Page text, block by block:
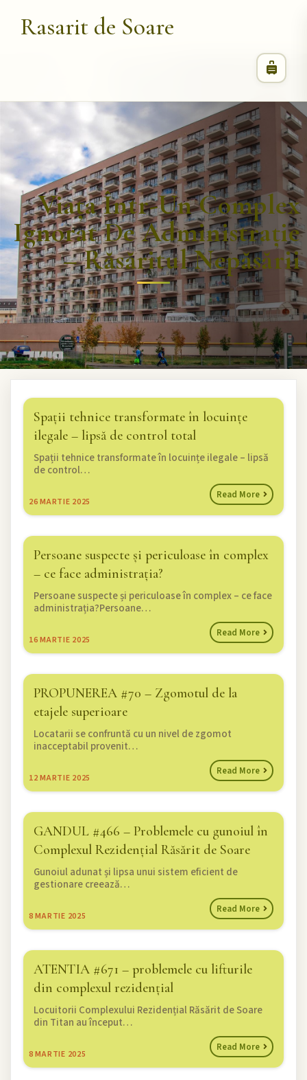
Rasarit de Soare
Viața Într-Un Complex
Ignorat De Administrație
– Răsăritul Nepăsării
Spații tehnice transformate în locuințe
ilegale – lipsă de control total
26MARTIE 2025
Spații tehnice transformate în locuințe ilegale – lipsă
de control…
Read More
Persoane suspecte și periculoase în complex
– ce face administrația?
16MARTIE 2025
Persoane suspecte și periculoase în complex – ce face
administrația?Persoane…
Read More
PROPUNEREA #70 – Zgomotul de la
etajele superioare
12MARTIE 2025
Locatarii se confruntă cu un nivel de zgomot
inacceptabil provenit…
Read More
GANDUL #466 – Problemele cu gunoiul în
Complexul Rezidențial Răsărit de Soare
8 MARTIE 2025
Gunoiul adunat și lipsa unui sistem eficient de
gestionare creează…
Read More
ATENTIA #671 – problemele cu lifturile
din complexul rezidențial
8 MARTIE 2025
Locuitorii Complexului Rezidențial Răsărit de Soare
din Titan au început…
Read More